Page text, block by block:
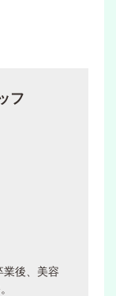
フ
業後、美容